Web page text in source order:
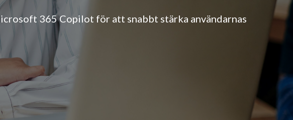
365 Copilot för att snabbt stärka användarnas